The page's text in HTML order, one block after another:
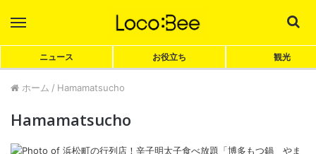
ニュース お役立ち 観光
ホーム / Hamamatsucho
Hamamatsucho